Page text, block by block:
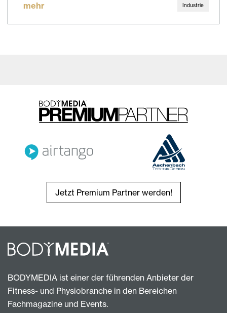
mehr Industrie
Jetzt Premium Partner werden!
BODYMEDIA ist einer der führenden Anbieter der
Fitness- und Physiobranche in den Bereichen
Fachmagazine und Events.